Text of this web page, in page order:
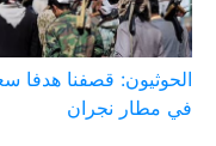
الحوثيون: قصفنا هدفا
في مطار نجران